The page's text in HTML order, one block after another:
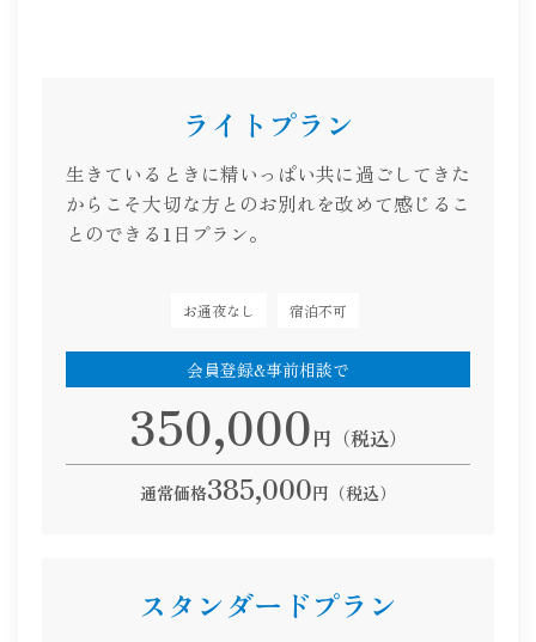
ライトプラン
生きているときに精いっぱい共に過ごしてきた
からこそ大切な方とのお別れを改めて感じるこ
とのできる1日プラン。
お通夜なし 宿泊不可
会員登録&事前相談で
350,000円（税込）
通常価格385,000円（税込）
スタンダードプラン